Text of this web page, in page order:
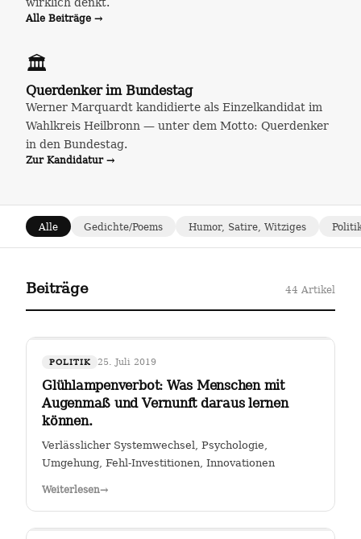
Alle Beiträge →
🏛️
Querdenker im Bundestag
Werner Marquardt kandidierte als Einzelkandidat im
Wahlkreis Heilbronn — unter dem Motto: Querdenker
in den Bundestag.
Zur Kandidatur →
Alle Gedichte/Poems Humor, Satire, Witziges
Beiträge 44 Artikel
POLITIK 25. Juli 2019
Glühlampenverbot: Was Menschen mit
Augenmaß und Vernunft daraus lernen
können.
Verlässlicher Systemwechsel, Psychologie,
Umgehung, Fehl-Investitionen, Innovationen
Weiterlesen→